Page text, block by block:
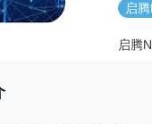
启
启腾